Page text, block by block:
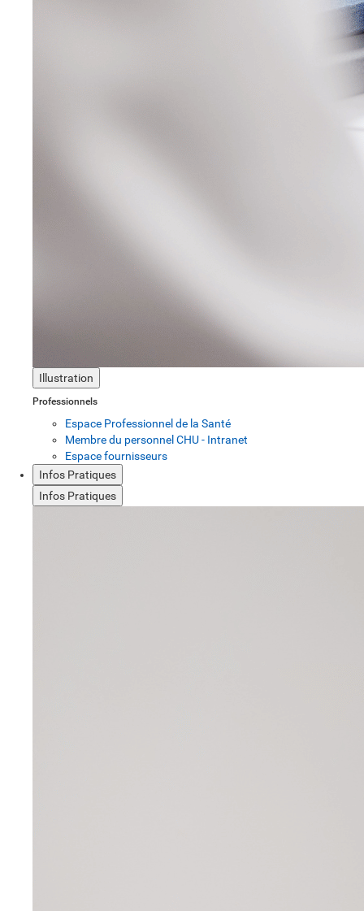
Illustration
Professionnels
Espace Professionnel de la Santé
Membre du personnel CHU - Intranet
Espace fournisseurs
Infos Pratiques
Infos Pratiques